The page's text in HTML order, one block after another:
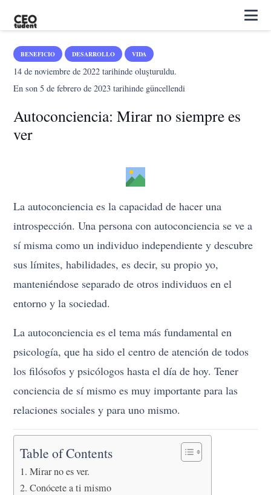
BENEFICIO DESARROLLO VIDA
14 de noviembre de 2022 tarihinde oluşturuldu.
En son5 de febrero de 2023 tarihinde güncellendi
Autoconciencia: Mirar no siempre es
ver
La autoconciencia es la capacidad de hacer una
introspección. Una persona con autoconciencia se ve a
sí misma como un individuo independiente y descubre
sus límites, habilidades, es decir, su propio yo,
manteniéndose separado de otros individuos en el
entorno y la sociedad.
La autoconciencia es el tema más fundamental en
psicología, que ha sido el centro de atención de todos
los filósofos y psicólogos hasta el día de hoy. Tener
conciencia de sí mismo es muy importante para las
relaciones sociales y para uno mismo.
Table of Contents
Mirar no es ver.
Conócete a ti mismo